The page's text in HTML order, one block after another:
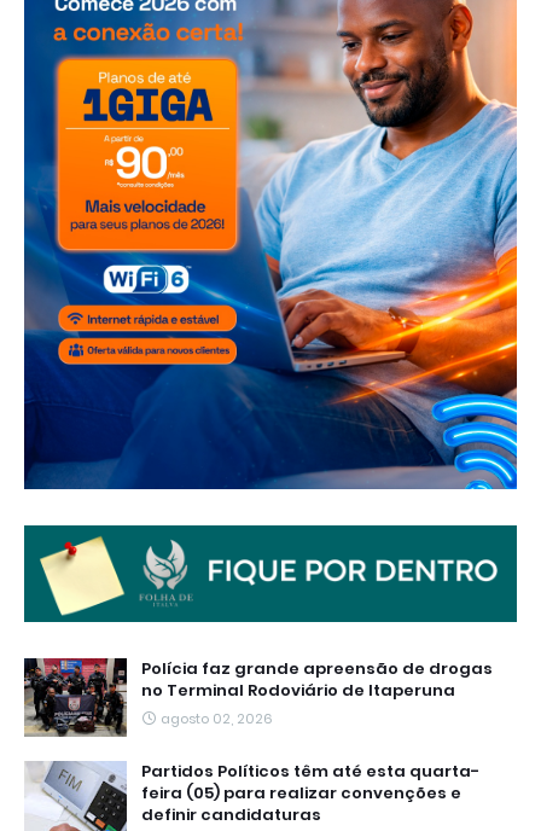
Polícia faz grande apreensão de drogas
no Terminal Rodoviário de Itaperuna
agosto 02, 2026
Partidos Políticos têm até esta quarta-
feira (05) para realizar convenções e
definir candidaturas